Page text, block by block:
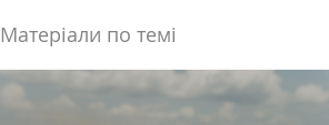
Матеріали по темі